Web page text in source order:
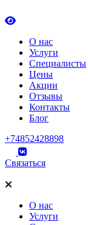
О нас
Услуги
Специалисты
Цены
Акции
Отзывы
Контакты
Блог
+74852428898
Связаться
О нас
Услуги